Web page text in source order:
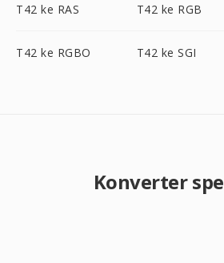
T42 ke RAS T42 ke RGB
T42 ke RGBO T42 ke SGI
Konverter